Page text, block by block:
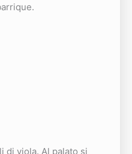
di viola. Al palato si